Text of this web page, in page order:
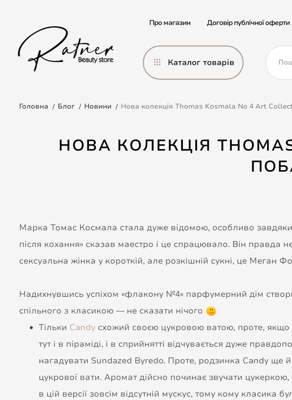
Про магазин Договір публічної оферти
Каталог товарів
Головна Блог Новини Нова колекція Thomas Kosmala No 4 Art
НОВА КОЛЕКЦІЯ THOMAS
Марка Томас Космала cтала дуже відомою, особливо
після кохання» сказав маестро і це спрацювало. Він правда
сексуальна жінка у короткій, але розкішній сукні, це Меган
Надихнувшись успіхом «флакону №4» парфумерний дім
спільного з класикою — не сказати нічого
Тільки Candy схожий своєю цукровою ватою, проте, якщо
тут і в піраміді, і в сприйнятті відчувається дуже
нагадувати Sundazed Byredo. Проте, родзинка Сandy ще
цукрової вати. Аромат дійсно починає звучати
в цій версії зовсім відсутній мускус, тому кому класика